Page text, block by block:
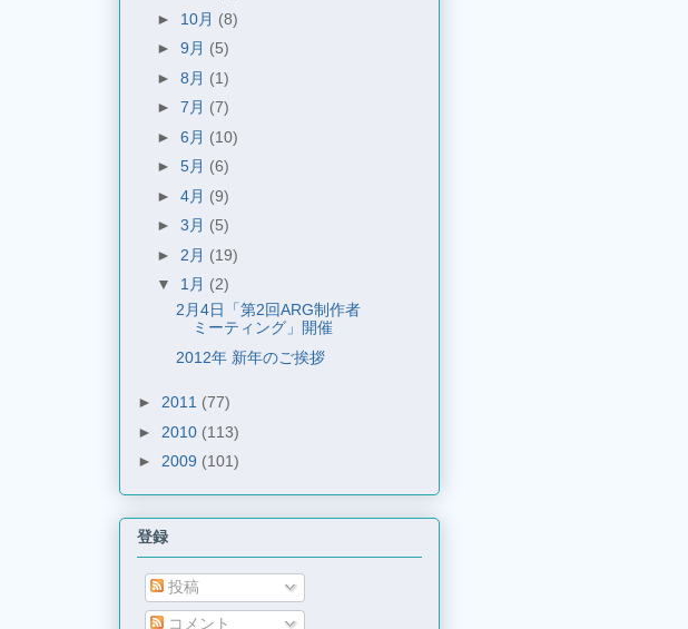
► 10月 (8)
► 9月 (5)
► 8月 (1)
► 7月 (7)
► 6月 (10)
► 5月 (6)
► 4月 (9)
► 3月 (5)
► 2月 (19)
▼ 1月 (2)
2月4日「第2回ARG制作者
ミーティング」開催
2012年 新年のご挨拶
► 2011 (77)
► 2010 (113)
► 2009 (101)
登録
投稿
コメント